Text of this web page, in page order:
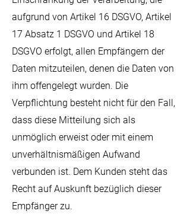
aufgrund von Artikel 16 DSGVO, Artikel
17 Absatz 1 DSGVO und Artikel 18
DSGVO erfolgt, allen Empfängern der
Daten mitzuteilen, denen die Daten von
ihm offengelegt wurden. Die
Verpflichtung besteht nicht für den Fall,
dass diese Mitteilung sich als
unmöglich erweist oder mit einem
unverhältnismäßigen Aufwand
verbunden ist. Dem Kunden steht das
Recht auf Auskunft bezüglich dieser
Empfänger zu.